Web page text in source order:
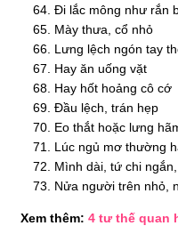
Đi lắc mông như rắn
Mày thưa, cổ nhỏ
Lưng lệch ngón tay
Hay ăn uống vặt
Hay hốt hoảng cô cớ
Đầu lệch, trán hẹp
Eo thắt hoặc lưng
Lúc ngủ mơ thường
Mình dài, tứ chi
Nửa người trên nhỏ,
Xem thêm: 4 tư thế quan